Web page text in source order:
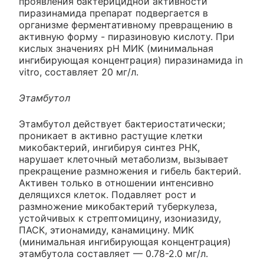
пиразинамида препарат подвергается в
организме ферментативному превращению в
активную форму - пиразиновую кислоту. При
кислых значениях pH МИК (минимальная
ингибирующая концентрация) пиразинамида in
vitro, составляет 20 мг/л.
Этамбутол
Этамбутол действует бактериостатически;
проникает в активно растущие клетки
микобактерий, ингибируя синтез РНК,
нарушает клеточный метаболизм, вызывает
прекращение размножения и гибель бактерий.
Активен только в отношении интенсивно
делящихся клеток. Подавляет рост и
размножение микобактерий туберкулеза,
устойчивых к стрептомицину, изониазиду,
ПАСК, этионамиду, канамицину. МИК
(минимальная ингибирующая концентрация)
этамбутола составляет — 0.78-2.0 мг/л.